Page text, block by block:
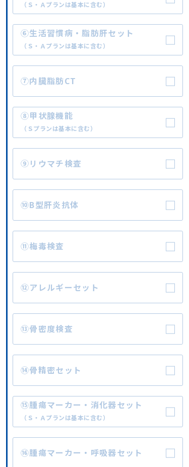
（Ｓ・Ａプランは基本に含む）
⑥生活習慣病・脂肪肝セット
（Ｓ・Ａプランは基本に含む）
⑦内臓脂肪CT
⑧甲状腺機能
（Ｓプランは基本に含む）
⑨リウマチ検査
⑩B型肝炎抗体
⑪梅毒検査
⑫アレルギーセット
⑬骨密度検査
⑭骨精密セット
⑮腫瘍マーカー・消化器セット
（Ｓ・Ａプランは基本に含む）
⑯腫瘍マーカー・呼吸器セット